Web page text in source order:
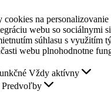
na personalizovanie
webu so sociálnymi
súhlasu s využitím
webu plnohodnotne
Vždy aktívny
Predvoľby